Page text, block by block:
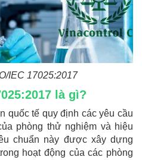
IEC 17025:2017
là gì?
quốc tế quy định các yêu cầu
phòng thử nghiệm và hiệu
chuẩn này được xây dựng
hoạt động của các phòng